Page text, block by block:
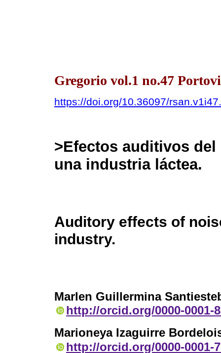
Gregorio vol.1 no.47
https://doi.org/10.36097/
>Efectos auditivos
una industria láctea.
Auditory effects of
industry.
Marlen Guillermina
http://orcid.org/0000-0001-
Marioneya Izaguirre
http://orcid.org/0000-0001-